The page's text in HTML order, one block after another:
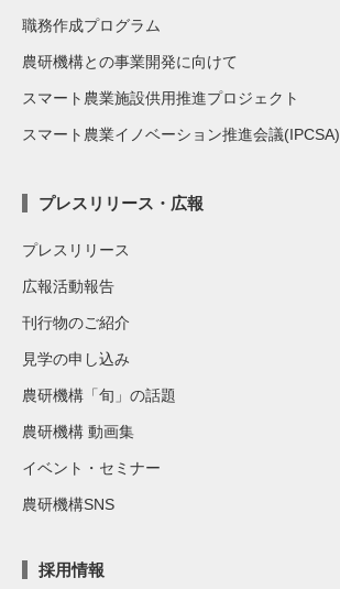
職務作成プログラム
農研機構との事業開発に向けて
スマート農業施設供用推進プロジェクト
スマート農業イノベーション推進会議(IPCSA)
プレスリリース・広報
プレスリリース
広報活動報告
刊行物のご紹介
見学の申し込み
農研機構「旬」の話題
農研機構 動画集
イベント・セミナー
農研機構SNS
採用情報